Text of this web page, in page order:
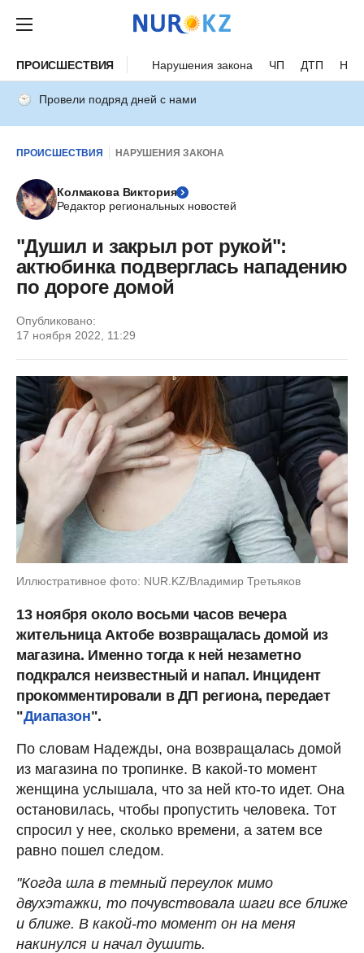
ПРОИСШЕСТВИЯ Нарушения закона ЧП ДТП
Провели подряд дней с нами
ПРОИСШЕСТВИЯ НАРУШЕНИЯ ЗАКОНА
Колмакова Виктория
Редактор региональных новостей
"Душил и закрыл рот рукой":
актюбинка подверглась нападению
по дороге домой
Опубликовано:
17 ноября 2022, 11:29
Иллюстративное фото: NUR.KZ/Владимир Третьяков
13 ноября около восьми часов вечера
жительница Актобе возвращалась домой из
магазина. Именно тогда к ней незаметно
подкрался неизвестный и напал. Инцидент
прокомментировали в ДП региона, передает
"Диапазон".
По словам Надежды, она возвращалась домой
из магазина по тропинке. В какой-то момент
женщина услышала, что за ней кто-то идет. Она
остановилась, чтобы пропустить человека. Тот
спросил у нее, сколько времени, а затем все
равно пошел следом.
"Когда шла в темный переулок мимо
двухэтажки, то почувствовала шаги все ближе
и ближе. В какой-то момент он на меня
накинулся и начал душить.